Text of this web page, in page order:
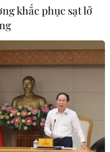
nghiệp đổi mới
khắc phục sạt lở